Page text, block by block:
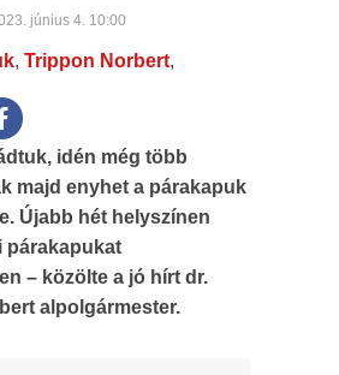
június 4. 10:00
, Trippon Norbert,
idén még több
majd enyhet a párakapuk
Újabb hét helyszínen
párakapukat
– közölte a jó hírt dr.
alpolgármester.